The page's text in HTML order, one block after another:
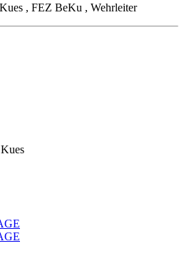
, FEZ BeKu , Wehrleiter